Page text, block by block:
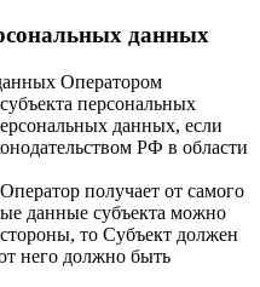
данных
Оператором
персональных
данных, если
РФ в области
получает от самого
данные субъекта можно
то Субъект должен
него должно быть